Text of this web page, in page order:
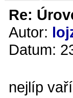
Re:
Autor:
Datum:
nejlíp